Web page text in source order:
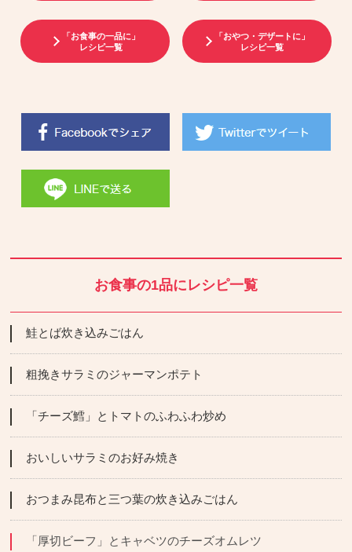
「お食事の一品に」
レシピ一覧
「おやつ・デザートに」
レシピ一覧
お食事の1品にレシピ一覧
鮭とば炊き込みごはん
粗挽きサラミのジャーマンポテト
「チーズ鱈」とトマトのふわふわ炒め
おいしいサラミのお好み焼き
おつまみ昆布と三つ葉の炊き込みごはん
「厚切ビーフ」とキャベツのチーズオムレツ